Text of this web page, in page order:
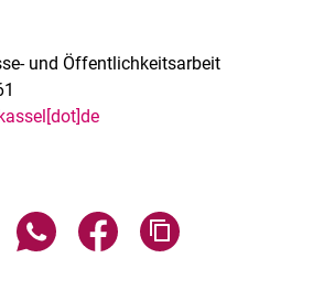
und Öffentlichkeitsarbeit
Share page via email
Share page via WhatsApp
Share page via